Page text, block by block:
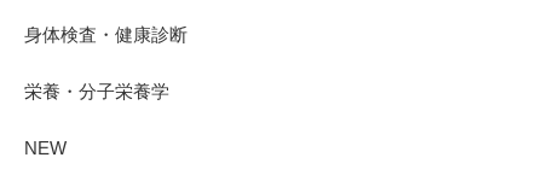
身体検査・健康診断
栄養・分子栄養学
NEW